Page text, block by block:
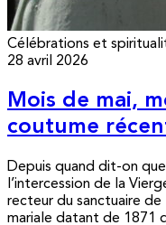
Célébrations et
28 avril 2026
Mois de mai,
coutume
Depuis quand dit-on
l’intercession de la
recteur du sanctuaire de
mariale datant de 1871